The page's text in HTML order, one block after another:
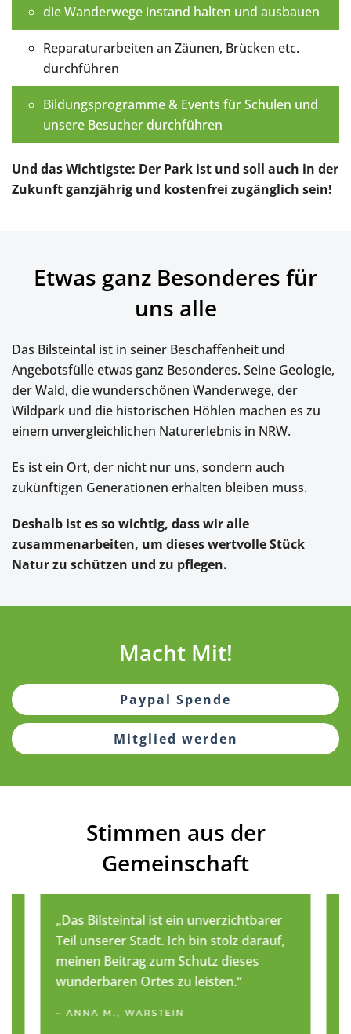
die Wanderwege instand halten und ausbauen
Reparaturarbeiten an Zäunen, Brücken etc.
durchführen
Bildungsprogramme & Events für Schulen und
unsere Besucher durchführen
Und das Wichtigste: Der Park ist und soll auch in der
Zukunft ganzjährig und kostenfrei zugänglich sein!
Etwas ganz Besonderes für
uns alle
Das Bilsteintal ist in seiner Beschaffenheit und
Angebotsfülle etwas ganz Besonderes. Seine Geologie,
der Wald, die wunderschönen Wanderwege, der
Wildpark und die historischen Höhlen machen es zu
einem unvergleichlichen Naturerlebnis in NRW.
Es ist ein Ort, der nicht nur uns, sondern auch
zukünftigen Generationen erhalten bleiben muss.
Deshalb ist es so wichtig, dass wir alle
zusammenarbeiten, um dieses wertvolle Stück
Natur zu schützen und zu pflegen.
Macht Mit!
Paypal Spende
Mitglied werden
Stimmen aus der
Gemeinschaft
„Das Bilsteintal ist ein unverzichtbarer
Teil unserer Stadt. Ich bin stolz darauf,
meinen Beitrag zum Schutz dieses
wunderbaren Ortes zu leisten.“
– ANNA M., WARSTEIN